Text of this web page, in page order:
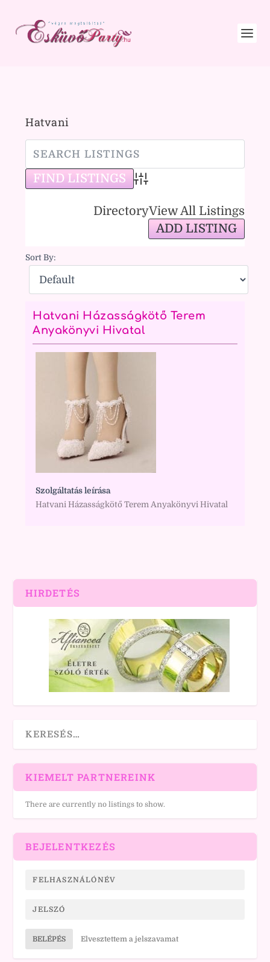
Hatvani
Advanced Search
DirectoryView All Listings
ADD LISTING
Sort By:
Hatvani Házasságkötő Terem
Anyakönyvi Hivatal
Szolgáltatás leírása
Hatvani Házasságkötő Terem Anyakönyvi Hivatal
HIRDETÉS
KIEMELT PARTNEREINK
There are currently no listings to show.
BEJELENTKEZÉS
BELÉPÉS Elvesztettem a jelszavamat